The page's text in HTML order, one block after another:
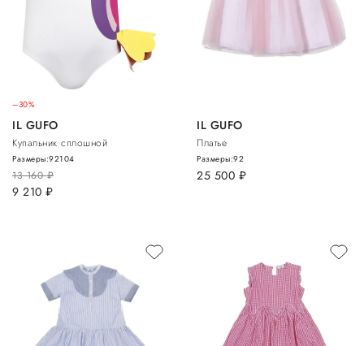
–30%
IL GUFO
Купальник сплошной
13 160руб.
9 210 руб.
Размеры:92104
IL GUFO
Платье
25 500 руб.
Размеры:92